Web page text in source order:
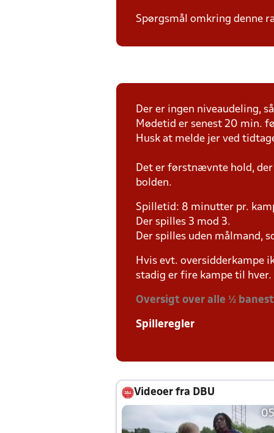
Spørgsmål omkring denne
Der er ingen niveaudeling,
Mødetid er senest 20 min.
Husk at melde jer ved
Det er førstnævnte hold,
bolden.
Spilletid: 8 minutter pr.
Der spilles 3 mod 3.
Der spilles uden målmand,
Hvis evt. oversidderkampe
stadig er fire kampe til hver.
Oversigt over alle ½
Spilleregler
Videoer fra DBU